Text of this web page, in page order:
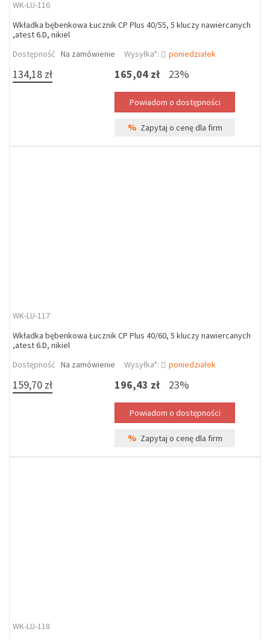
WK-LU-116
Wkładka bębenkowa Łucznik CP Plus 40/55, 5 kluczy nawiercanych
,atest 6.D, nikiel
Dostępność Na zamówienie Wysyłka*: poniedziałek
134,18 zł 165,04 zł 23%
% Zapytaj o cenę dla firm
WK-LU-117
Wkładka bębenkowa Łucznik CP Plus 40/60, 5 kluczy nawiercanych
,atest 6.D, nikiel
Dostępność Na zamówienie Wysyłka*: poniedziałek
159,70 zł 196,43 zł 23%
% Zapytaj o cenę dla firm
WK-LU-118